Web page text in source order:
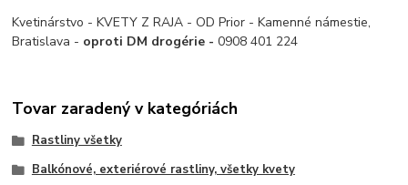
Kvetinárstvo - KVETY Z RAJA - OD Prior - Kamenné námestie,
Bratislava - oproti DM drogérie -0908 401 224
Tovar zaradený v kategóriách
Rastliny všetky
Balkónové, exteriérové rastliny, všetky kvety